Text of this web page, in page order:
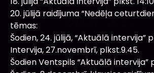
20. jūlijā raidījuma “Nedēļa
tēmas:
Šodien, 24. jūlijā, “Aktuālā intervija”
Intervija, 27.novembrī, plkst.9.45.
Šodien Ventspils “Aktuālā intervija”